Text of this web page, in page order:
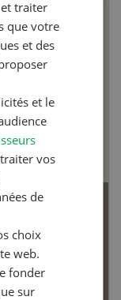
traiter
que votre
et des
et le
vos
de
choix
web.
fonder
sur